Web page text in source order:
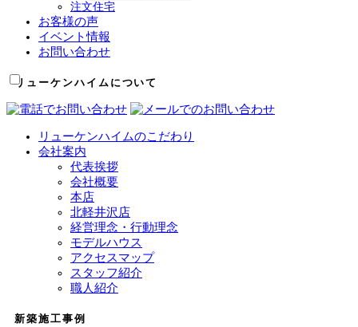
注文住宅
お客様の声
イベント情報
お問い合わせ
リューケンハイムについて
リューケンハイムのこだわり
会社案内
代表挨拶
会社概要
本店
北軽井沢店
経営理念・行動理念
モデルハウス
アクセスマップ
スタッフ紹介
職人紹介
新築施工事例